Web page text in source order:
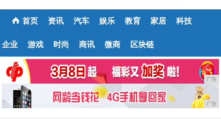
首页 资讯 汽车 娱乐 教育 家居 科技
企业 游戏 时尚 商讯 微商 区块链
广告
广告